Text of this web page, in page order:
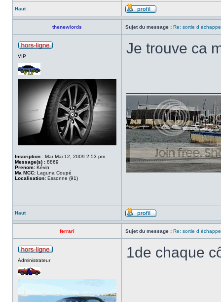
Haut
thenewlords Sujet du message : Re: sortie d
VIP
Inscription : Mar Mai 12, 2009 2:53 pm
Message(s) : 8869
Prenom: Kévin
Ma MCC: Laguna Coupé
Localisation: Essonne (91)
Je trouve ca
Haut
ferrari Sujet du message : Re: sortie d
Administrateur 1de chaque